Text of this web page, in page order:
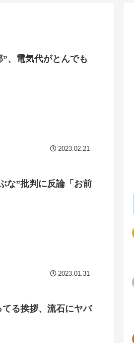
【第7話予告】水10ドラマ『ラ
出した… 他
、電気代がとんでも
2023.02.21
な”批判に反論「お前
2023.01.31
てる挨拶、流石にヤバ